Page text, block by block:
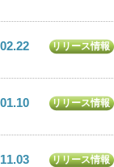
リリース情報
リリース情報
リリース情報